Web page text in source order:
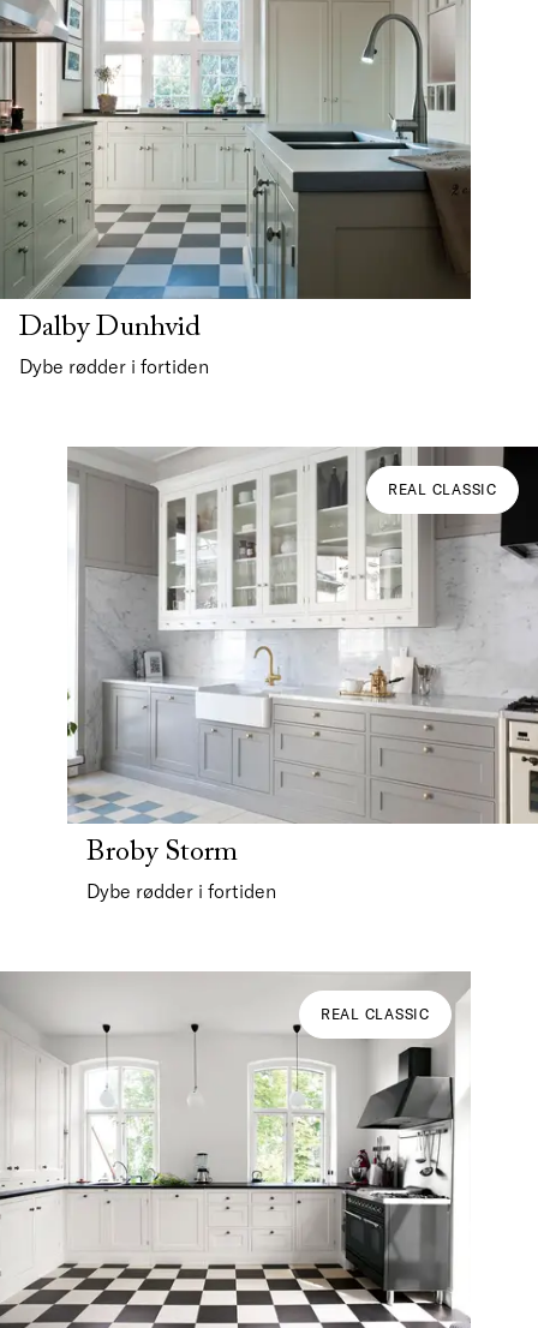
Dalby Dunhvid
Dybe rødder i fortiden
REAL CLASSIC
Broby Storm
Dybe rødder i fortiden
REAL CLASSIC